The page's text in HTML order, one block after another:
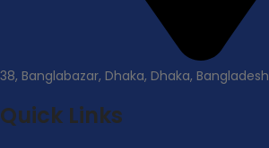
38, Banglabazar, Dhaka, Dhaka, Bangladesh
Quick Links